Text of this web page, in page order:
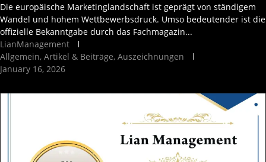
Die europäische Marketinglandschaft ist geprägt von ständigem
Wandel und hohem Wettbewerbsdruck. Umso bedeutender ist die
offizielle Bekanntgabe durch das Fachmagazin...
LianManagement
Allgemein, Artikel & Beiträge, Auszeichnungen
January 16, 2026